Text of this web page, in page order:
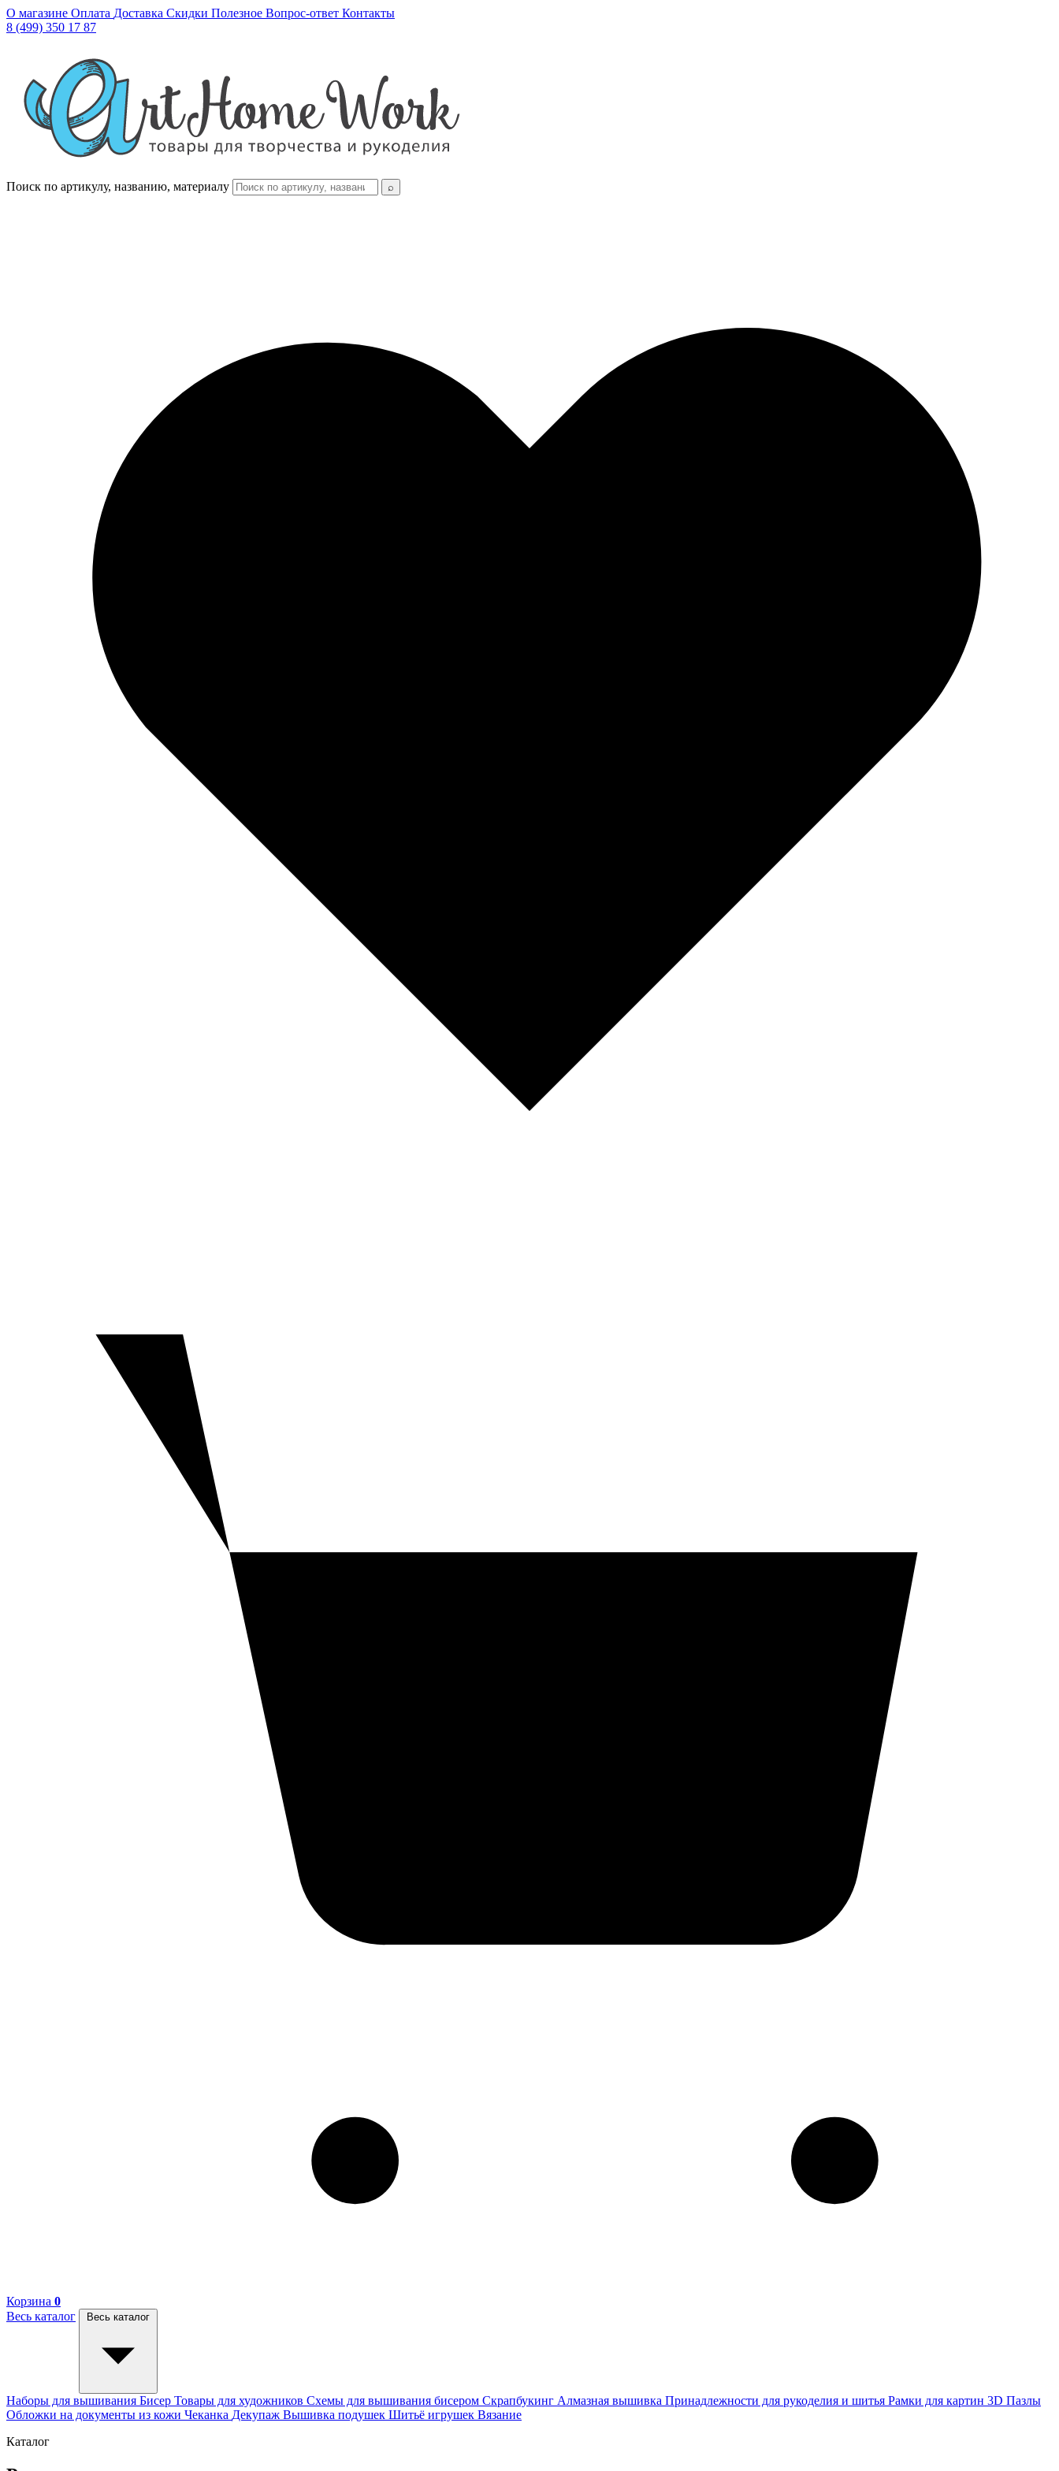
О магазине Оплата Доставка Скидки Полезное Вопрос-ответ Контакты
8 (499) 350 17 87
Поиск по артикулу, названию, материалу ⌕
Корзина 0
Весь каталог
Весь каталог
Наборы для вышивания Бисер Товары для художников Схемы для вышивания бисером Скрапбукинг Алмазная вышивка Принадлежности для рукоделия и шитья Рамки для картин 3D Пазлы
Обложки на документы из кожи Чеканка Декупаж Вышивка подушек Шитьё игрушек Вязание
Каталог